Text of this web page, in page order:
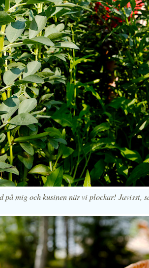
på mig och kusinen när vi plockar! Javisst,